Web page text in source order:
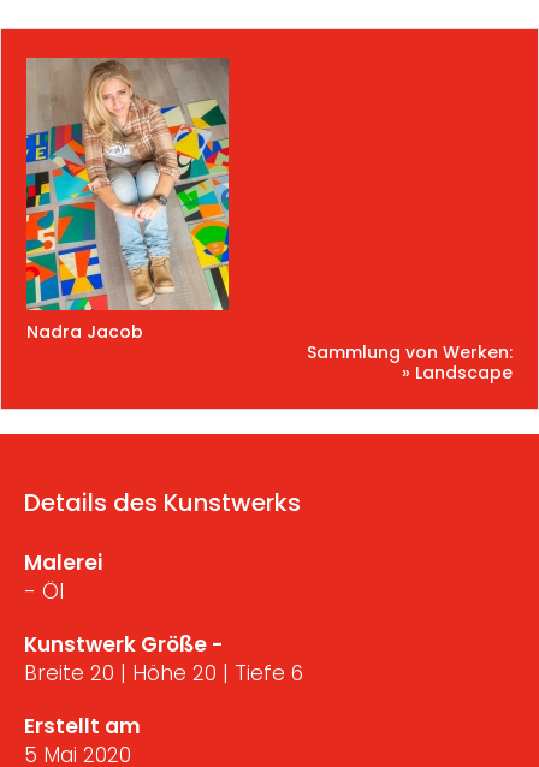
Nadra Jacob
Sammlung von Werken:
» Landscape
Details des Kunstwerks
Malerei
- Öl
Kunstwerk Größe -
Breite 20 | Höhe 20 | Tiefe 6
Erstellt am
5 Mai 2020